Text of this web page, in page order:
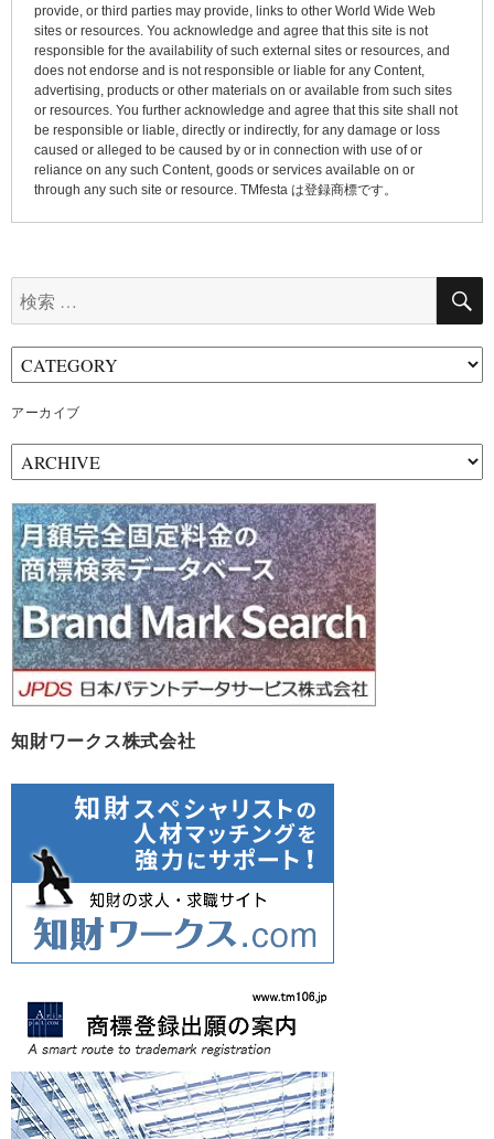
provide, or third parties may provide, links to other World Wide Web
sites or resources. You acknowledge and agree that this site is not
responsible for the availability of such external sites or resources, and
does not endorse and is not responsible or liable for any Content,
advertising, products or other materials on or available from such sites
or resources. You further acknowledge and agree that this site shall not
be responsible or liable, directly or indirectly, for any damage or loss
caused or alleged to be caused by or in connection with use of or
reliance on any such Content, goods or services available on or
through any such site or resource. TMfesta は登録商標です。
索:
アーカイブ
ー
カ
イ
ブ
知財ワークス株式会社